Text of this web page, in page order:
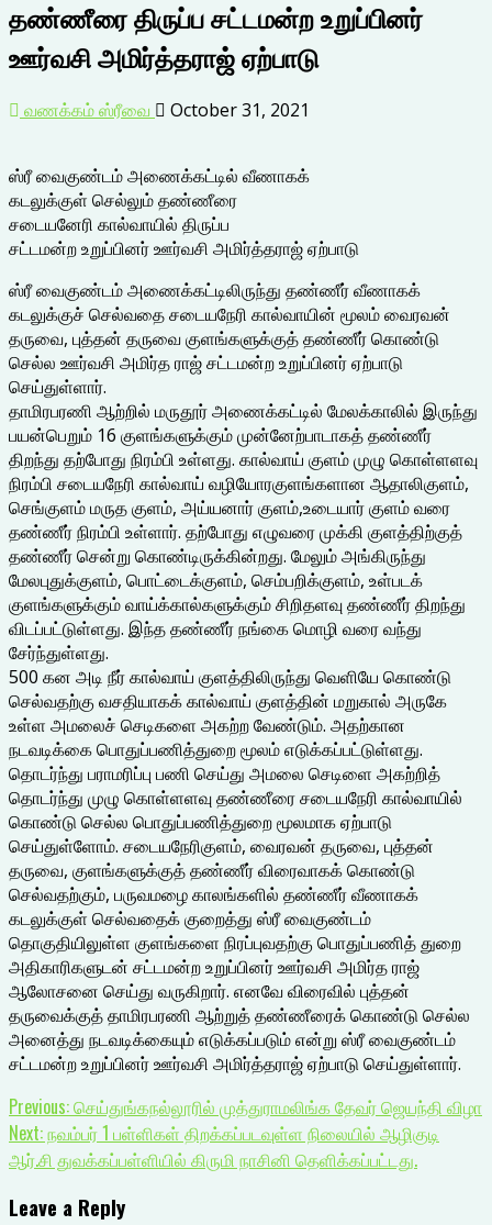
தண்ணீரை திருப்ப சட்டமன்ற உறுப்பினர்
ஊர்வசி அமிர்த்தராஜ் ஏற்பாடு
வணக்கம் ஸ்ரீவை October 31, 2021
ஸ்ரீ வைகுண்டம் அணைக்கட்டில் வீணாகக்
கடலுக்குள் செல்லும் தண்ணீரை
சடையனேரி கால்வாயில் திருப்ப
சட்டமன்ற உறுப்பினர் ஊர்வசி அமிர்த்தராஜ் ஏற்பாடு
ஸ்ரீ வைகுண்டம் அணைக்கட்டிலிருந்து தண்ணீர் வீணாகக்
கடலுக்குச் செல்வதை சடையநேரி கால்வாயின் மூலம் வைரவன்
தருவை, புத்தன் தருவை குளங்களுக்குத் தண்ணீர் கொண்டு
செல்ல ஊர்வசி அமிர்த ராஜ் சட்டமன்ற உறுப்பினர் ஏற்பாடு
செய்துள்ளார்.
தாமிரபரணி ஆற்றில் மருதூர் அணைக்கட்டில் மேலக்காலில் இருந்து
பயன்பெறும் 16 குளங்களுக்கும் முன்னேற்பாடாகத் தண்ணீர்
திறந்து தற்போது நிரம்பி உள்ளது. கால்வாய் குளம் முழு கொள்ளளவு
நிரம்பி சடையநேரி கால்வாய் வழியோரகுளங்களான ஆதாலிகுளம்,
செங்குளம் மருத குளம், அய்யனார் குளம்,உடையார் குளம் வரை
தண்ணீர் நிரம்பி உள்ளார். தற்போது எழுவரை முக்கி குளத்திற்குத்
தண்ணீர் சென்று கொண்டிருக்கின்றது. மேலும் அங்கிருந்து
மேலபுதுக்குளம், பொட்டைக்குளம், செம்பறிக்குளம், உள்படக்
குளங்களுக்கும் வாய்க்கால்களுக்கும் சிறிதளவு தண்ணீர் திறந்து
விடப்பட்டுள்ளது. இந்த தண்ணீர் நங்கை மொழி வரை வந்து
சேர்ந்துள்ளது.
500 கன அடி நீர் கால்வாய் குளத்திலிருந்து வெளியே கொண்டு
செல்வதற்கு வசதியாகக் கால்வாய் குளத்தின் மறுகால் அருகே
உள்ள அமலைச் செடிகளை அகற்ற வேண்டும். அதற்கான
நடவடிக்கை பொதுப்பணித்துறை மூலம் எடுக்கப்பட்டுள்ளது.
தொடர்ந்து பராமரிப்பு பணி செய்து அமலை செடிளை அகற்றித்
தொடர்ந்து முழு கொள்ளளவு தண்ணீரை சடையநேரி கால்வாயில்
கொண்டு செல்ல பொதுப்பணித்துறை மூலமாக ஏற்பாடு
செய்துள்ளோம். சடையநேரிகுளம், வைரவன் தருவை, புத்தன்
தருவை, குளங்களுக்குத் தண்ணீர் விரைவாகக் கொண்டு
செல்வதற்கும், பருவமழை காலங்களில் தண்ணீர் வீணாகக்
கடலுக்குள் செல்வதைக் குறைத்து ஸ்ரீ வைகுண்டம்
தொகுதியிலுள்ள குளங்களை நிரப்புவதற்கு பொதுப்பணித் துறை
அதிகாரிகளுடன் சட்டமன்ற உறுப்பினர் ஊர்வசி அமிர்த ராஜ்
ஆலோசனை செய்து வருகிறார். எனவே விரைவில் புத்தன்
தருவைக்குத் தாமிரபரணி ஆற்றுத் தண்ணீரைக் கொண்டு செல்ல
அனைத்து நடவடிக்கையும் எடுக்கப்படும் என்று ஸ்ரீ வைகுண்டம்
சட்டமன்ற உறுப்பினர் ஊர்வசி அமிர்த்தராஜ் ஏற்பாடு செய்துள்ளார்.
Continue
Reading
Previous:செய்துங்கநல்லூரில் முத்துராமலிங்க தேவர் ஜெயந்தி விழா
Next:நவம்பர் 1 பள்ளிகள் திறக்கப்படவுள்ள நிலையில் ஆழிகுடி
ஆர்.சி துவக்கப்பள்ளியில் கிருமி நாசினி தெளிக்கப்பட்டது.
Leave a Reply